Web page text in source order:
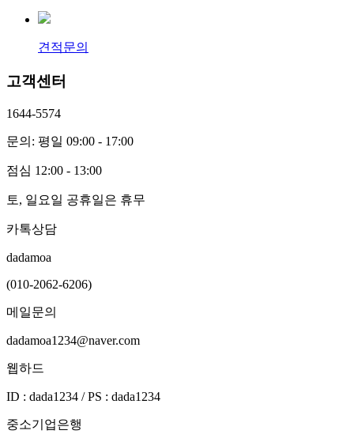
견적문의
고객센터
1644-5574
문의: 평일 09:00 - 17:00
점심 12:00 - 13:00
토, 일요일 공휴일은 휴무
카톡상담
dadamoa
(010-2062-6206)
메일문의
dadamoa1234@naver.com
웹하드
ID : dada1234 / PS : dada1234
중소기업은행